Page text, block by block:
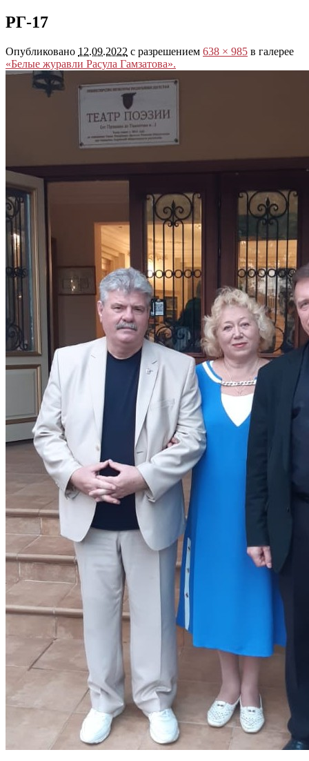
РГ-17
Опубликовано 12.09.2022 с разрешением 638 × 985 в галерее
«Белые журавли Расула Гамзатова».